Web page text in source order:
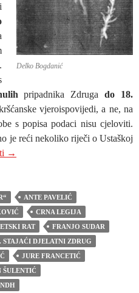
Delko Bogdanić
pripadnika Zdrugado 18.
vjeroispovijedi, a ne, na
s popisa podaci nisu cjeloviti.
je reći nekoliko riječi o Ustaškoj
I. STAJAĆI DJELATNI
→
ANTE PAVELIĆ
CRNA LEGIJA
RAT
FRANJO SUDAR
STAJAĆI DJELATNI ZDRUG
JURE FRANCETIĆ
ŠULENTIĆ